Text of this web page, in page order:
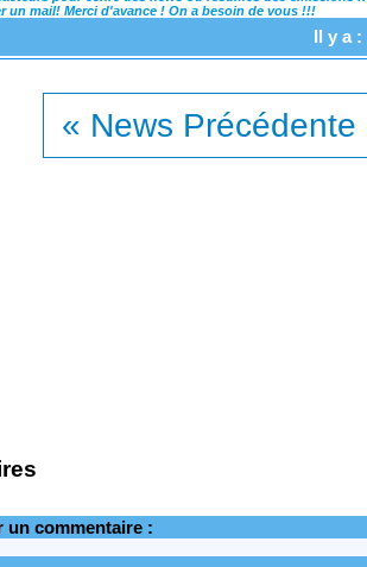
un mail! Merci d'avance ! On a besoin de vous !!!
Il y a
« News Précédente
un commentaire :